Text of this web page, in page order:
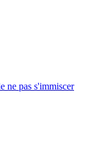
ne pas s'immiscer